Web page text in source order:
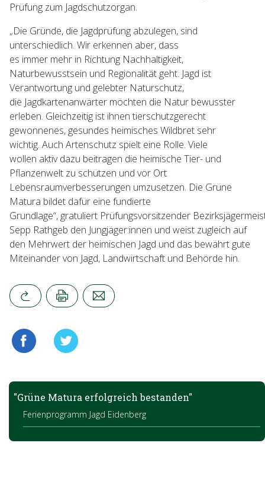
Prüfung zum Jagdschutzorgan.
„Die Gründe, die Jagdprüfung abzulegen, sind
unterschiedlich. Wir erkennen aber, dass
es immer mehr in Richtung Nachhaltigkeit,
Naturbewusstsein und Regionalität geht. Jagd ist
Verantwortung und gelebter Naturschutz,
die Jagdkartenanwärter möchten die Natur bewusster
erleben. Gleichzeitig ist ihnen tierschutzgerecht
gewonnenes, gesundes heimisches Wildbret sehr
wichtig. Auch Artenschutz spielt eine Rolle. Viele
wollen aktiv dazu beitragen die heimische Tier- und
Pflanzenwelt zu schützen und vor Ort
Lebensraumverbesserungen umzusetzen. Die Grüne
Matura bildet dafür eine fundierte
Grundlage“, gratuliert Prüfungsvorsitzender
Sepp Rathgeb den Jungjäger:innen und weist zugleich auf
den Mehrwert der heimischen Jagd und das bewährt gute
Miteinander von Jagd, Landwirtschaft und Behörde hin.
"Grüne Matura erfolgreich bestanden"
Ferienprogramm Jagd Eidenberg